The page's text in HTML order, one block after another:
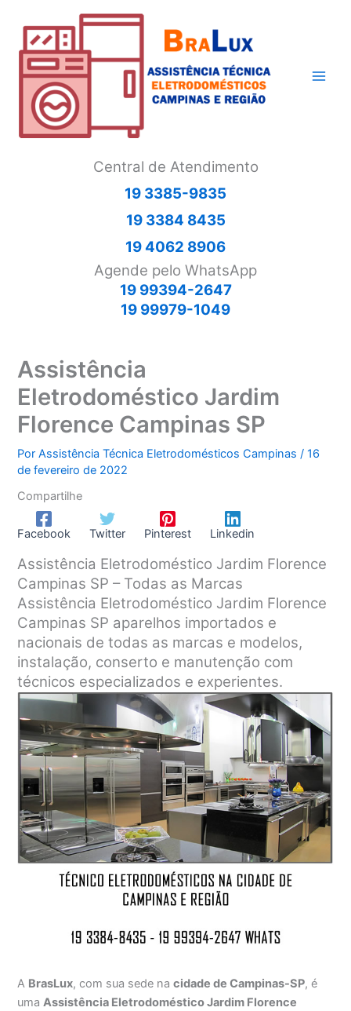
conteúdo
Central de Atendimento
19 3385-9835
19 3384 8435
19 4062 8906
Agende pelo WhatsApp
19 99394-2647
19 99979-1049
Assistência
Eletrodoméstico Jardim
Florence Campinas SP
PorAssistência Técnica Eletrodomésticos Campinas/16
de fevereiro de 2022
Compartilhe
Facebook Twitter Pinterest Linkedin
Assistência Eletrodoméstico Jardim Florence
Campinas SP – Todas as Marcas
Assistência Eletrodoméstico Jardim Florence
Campinas SP aparelhos importados e
nacionais de todas as marcas e modelos,
instalação, conserto e manutenção com
técnicos especializados e experientes.
A BrasLux, com sua sede nacidade de Campinas-SP, é
umaAssistência Eletrodoméstico Jardim Florence